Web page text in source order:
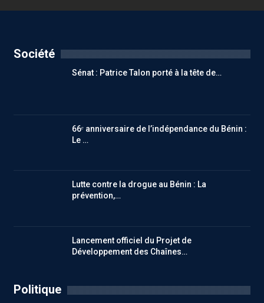
Société
Sénat : Patrice Talon porté à la tête de…
66ᵉ anniversaire de l’indépendance du Bénin :
Le …
Lutte contre la drogue au Bénin : La
prévention,…
Lancement officiel du Projet de
Développement des Chaînes…
Politique